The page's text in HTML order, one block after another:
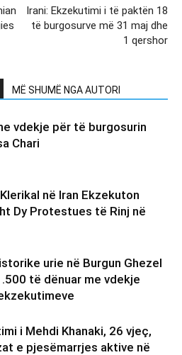
Irani: Ekzekutimi i të paktën 18
të burgosurve më 31 maj dhe
1 qershor
MË SHUMË NGA AUTORI
vdekje për të burgosurin
Chari
në Iran Ekzekuton
Dy Protestues të Rinj në
urie në Burgun Ghezel
të dënuar me vdekje
i Mehdi Khanaki, 26 vjeç,
e pjesëmarrjes aktive në